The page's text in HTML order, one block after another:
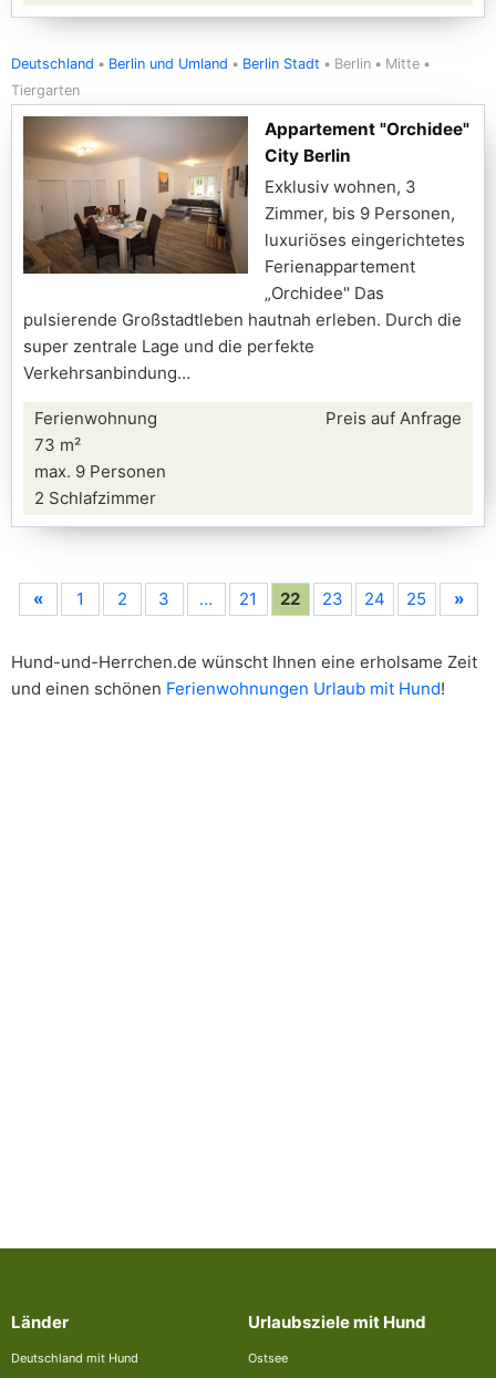
Deutschland Berlin und Umland Berlin Stadt Berlin
Mitte
Tiergarten
Appartement "Orchidee"
City Berlin
Exklusiv wohnen, 3
Zimmer, bis 9 Personen,
luxuriöses eingerichtetes
Ferienappartement
„Orchidee" Das
pulsierende Großstadtleben hautnah erleben. Durch die
super zentrale Lage und die perfekte
Verkehrsanbindung
Ferienwohnung
73 m²
max. 9 Personen
2 Schlafzimmer
Preis auf Anfrage
« 1 2 3 … 21 22 23 24 25 »
Hund-und-Herrchen.de wünscht Ihnen eine erholsame Zeit
und einen schönen Ferienwohnungen Urlaub mit Hund!
Länder
Deutschland mit Hund
Urlaubsziele mit Hund
Ostsee